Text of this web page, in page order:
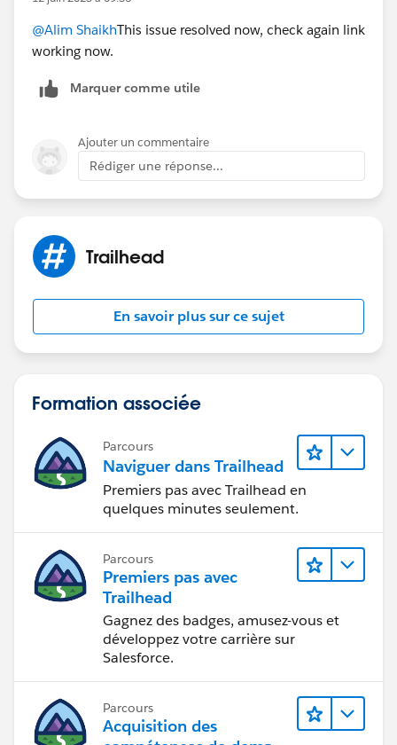
@Alim ShaikhThis issue resolved now, check again link
working now.
Marquer comme utile
Ajouter un commentaire
Rédiger une réponse...
Trailhead
En savoir plus sur ce sujet
Formation associée
Parcours
Naviguer dans Trailhead
Premiers pas avec Trailhead en
quelques minutes seulement.
Parcours
Premiers pas avec
Trailhead
Gagnez des badges, amusez-vous et
développez votre carrière sur
Salesforce.
Parcours
Acquisition des